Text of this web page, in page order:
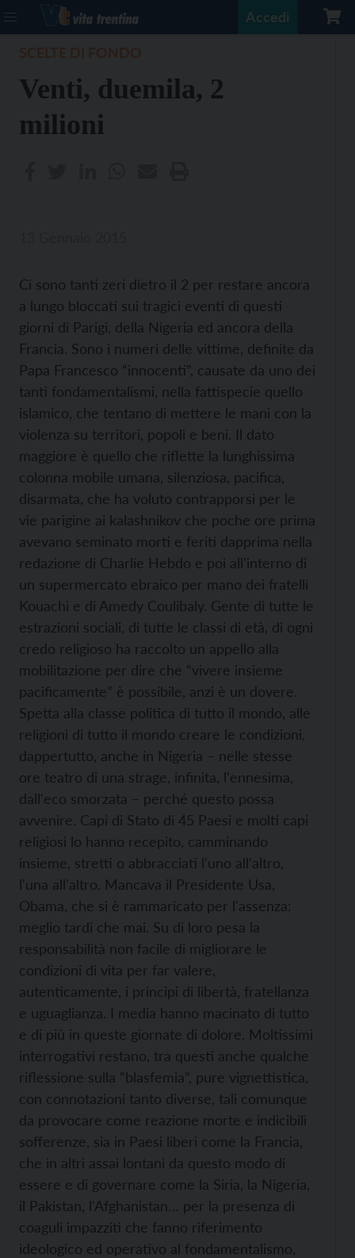
Accedi
Venti, duemila, 2
milioni
Ci sono tanti zeri dietro il 2 per restare ancora
a lungo bloccati sui tragici eventi di questi
giorni di Parigi, della Nigeria ed ancora della
Francia. Sono i numeri delle vittime, definite da
Papa Francesco “innocenti”, causate da uno dei
tanti fondamentalismi, nella fattispecie quello
islamico, che tentano di mettere le mani con la
violenza su territori, popoli e beni. Il dato
maggiore è quello che riflette la lunghissima
colonna mobile umana, silenziosa, pacifica,
disarmata, che ha voluto contrapporsi per le
vie parigine ai kalashnikov che poche ore prima
avevano seminato morti e feriti dapprima nella
redazione di Charlie Hebdo e poi all'interno di
un supermercato ebraico per mano dei fratelli
Kouachi e di Amedy Coulibaly. Gente di tutte le
estrazioni sociali, di tutte le classi di età, di ogni
credo religioso ha raccolto un appello alla
mobilitazione per dire che “vivere insieme
pacificamente” è possibile, anzi è un dovere.
Spetta alla classe politica di tutto il mondo, alle
religioni di tutto il mondo creare le condizioni,
dappertutto, anche in Nigeria – nelle stesse
ore teatro di una strage, infinita, l'ennesima,
dall'eco smorzata – perché questo possa
avvenire. Capi di Stato di 45 Paesi e molti capi
religiosi lo hanno recepito, camminando
insieme, stretti o abbracciati l'uno all'altro,
l'una all'altro. Mancava il Presidente Usa,
Obama, che si è rammaricato per l'assenza:
meglio tardi che mai. Su di loro pesa la
responsabilità non facile di migliorare le
condizioni di vita per far valere,
autenticamente, i principi di libertà, fratellanza
e uguaglianza. I media hanno macinato di tutto
e di più in queste giornate di dolore. Moltissimi
interrogativi restano, tra questi anche qualche
riflessione sulla “blasfemia”, pure vignettistica,
con connotazioni tanto diverse, tali comunque
da provocare come reazione morte e indicibili
sofferenze, sia in Paesi liberi come la Francia,
che in altri assai lontani da questo modo di
essere e di governare come la Siria, la Nigeria,
il Pakistan, l'Afghanistan… per la presenza di
coaguli impazziti che fanno riferimento
ideologico ed operativo al fondamentalismo,